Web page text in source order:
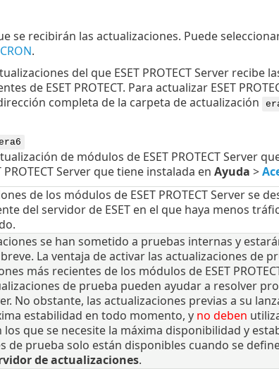
se recibirán las actualizaciones. Puede
.
del que ESET PROTECT Server recibe
de ESET PROTECT. Para actualizar ESET
completa de la carpeta de actualización
de módulos de ESET PROTECT Server
Server que tiene instalada en Ayuda >
de los módulos de ESET PROTECT Server se
del servidor de ESET en el que haya menos
se han sometido a pruebas internas y
La ventaja de activar las actualizaciones de
más recientes de los módulos de ESET
de prueba pueden ayudar a resolver
No obstante, las actualizaciones previas a su
estabilidad en todo momento, y no deben
que se necesite la máxima disponibilidad y
de prueba solo están disponibles cuando se define
de actualizaciones.